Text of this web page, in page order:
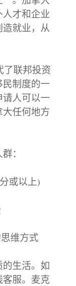
才和企业
就业，从
联邦投资
制度的一
人可以一
任何地方
：
或以上)
维方式
生活。如
服。麦克